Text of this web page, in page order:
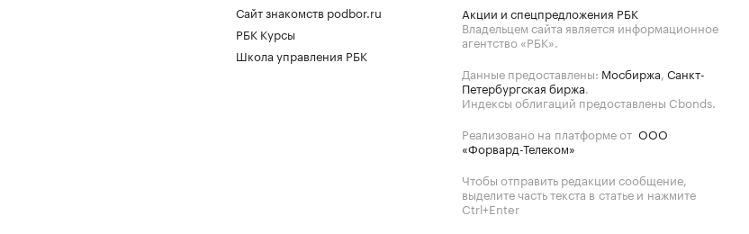
Сайт знакомств podbor.ru
РБК Курсы
Школа управления РБК
Акции и спецпредложения РБК
Владельцем сайта является информационное
агентство «РБК».
Данные предоставлены: Мосбиржа, Санкт-
Петербургская биржа.
Индексы облигаций предоставлены Cbonds.
Реализовано на платформе от ООО
«Форвард-Телеком»
Чтобы отправить редакции сообщение,
выделите часть текста в статье и нажмите
Ctrl+Enter